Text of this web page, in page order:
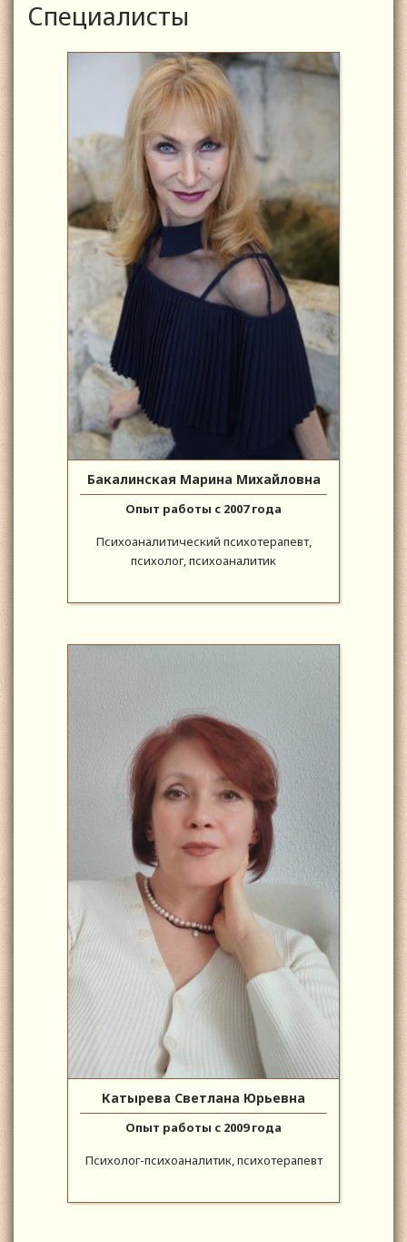
Специалисты
Бакалинская Марина Михайловна
Опыт работы с 2007 года
Психоаналитический психотерапевт,
психолог, психоаналитик
Катырева Светлана Юрьевна
Опыт работы с 2009 года
Психолог-психоаналитик, психотерапевт